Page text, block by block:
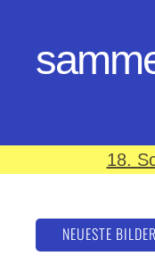
18.
NEUESTE BILDER